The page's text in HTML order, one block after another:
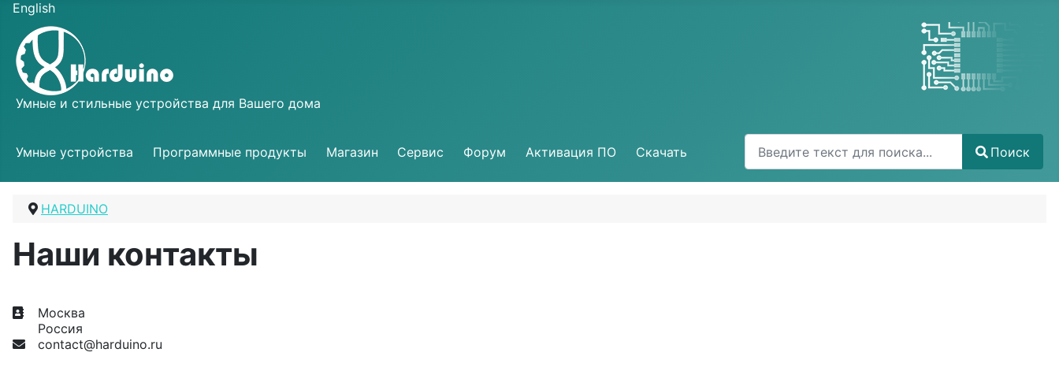
Выберите язык
English
Умные и стильные устройства для Вашего дома
Умные устройства Программные продукты Магазин Сервис Форум Активация ПО Скачать
Поиск
Поиск
HARDUINO
Наши контакты
Адрес
Москва
Россия
E-mail
contact@harduino.ru
Диета для мужчин